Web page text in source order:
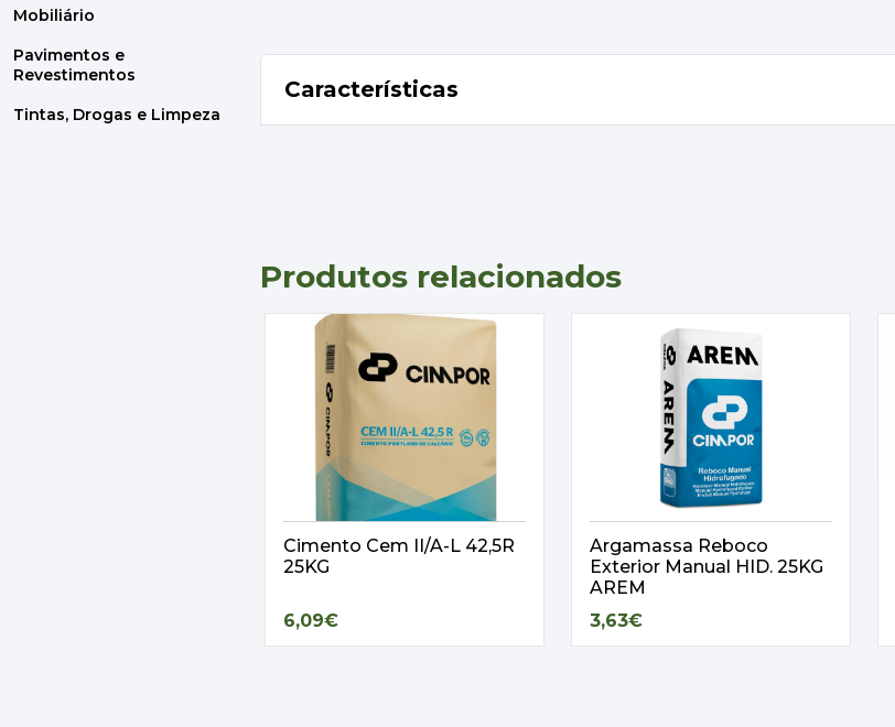
Mobiliário
Pavimentos e
Revestimentos
Tintas, Drogas e Limpeza
Características
Produtos relacionados
Cimento Cem II/A-L 42,5R
25KG
6,09€
Argamassa Reboco
Exterior Manual HID. 25KG
AREM
3,63€